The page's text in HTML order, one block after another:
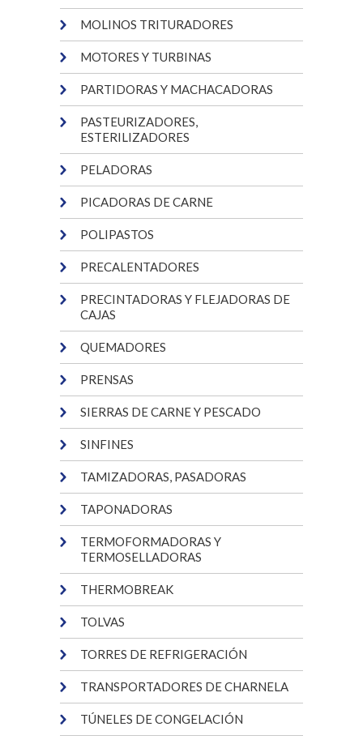
MOLINOS TRITURADORES
MOTORES Y TURBINAS
PARTIDORAS Y MACHACADORAS
PASTEURIZADORES,
ESTERILIZADORES
PELADORAS
PICADORAS DE CARNE
POLIPASTOS
PRECALENTADORES
PRECINTADORAS Y FLEJADORAS DE
CAJAS
QUEMADORES
PRENSAS
SIERRAS DE CARNE Y PESCADO
SINFINES
TAMIZADORAS, PASADORAS
TAPONADORAS
TERMOFORMADORAS Y
TERMOSELLADORAS
THERMOBREAK
TOLVAS
TORRES DE REFRIGERACIÓN
TRANSPORTADORES DE CHARNELA
TÚNELES DE CONGELACIÓN